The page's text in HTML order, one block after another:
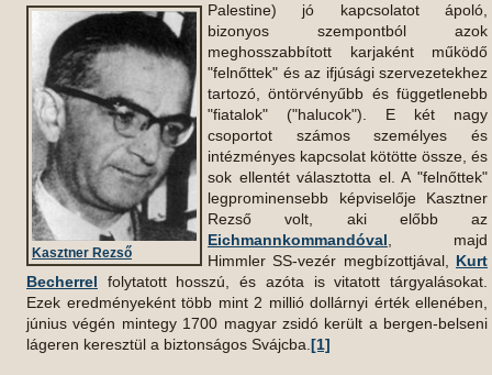
Palestine)
Kasztner Rezső
jó kapcsolatot ápoló,
bizonyos szempontból azok
meghosszabbított karjaként működő
"felnőttek" és az ifjúsági szervezetekhez
tartozó, öntörvényűbb és függetlenebb
"fiatalok" ("halucok"). E két nagy
csoportot számos személyes és
intézményes kapcsolat kötötte össze, és
sok ellentét választotta el. A "felnőttek"
legprominensebb képviselője Kasztner
Rezső volt, aki előbb az
Eichmannkommandóval , majd
Himmler SS-vezér megbízottjával, Kurt
Becherrel folytatott hosszú, és azóta is vitatott tárgyalásokat.
Ezek eredményeként több mint 2 millió dollárnyi érték ellenében,
június végén mintegy 1700 magyar zsidó került a bergen-belseni
lágeren keresztül a biztonságos Svájcba. [1]